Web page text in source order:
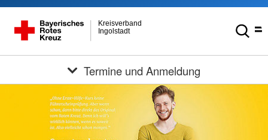
Ingolstadt
Kreisverband
Termine und Anmeldung